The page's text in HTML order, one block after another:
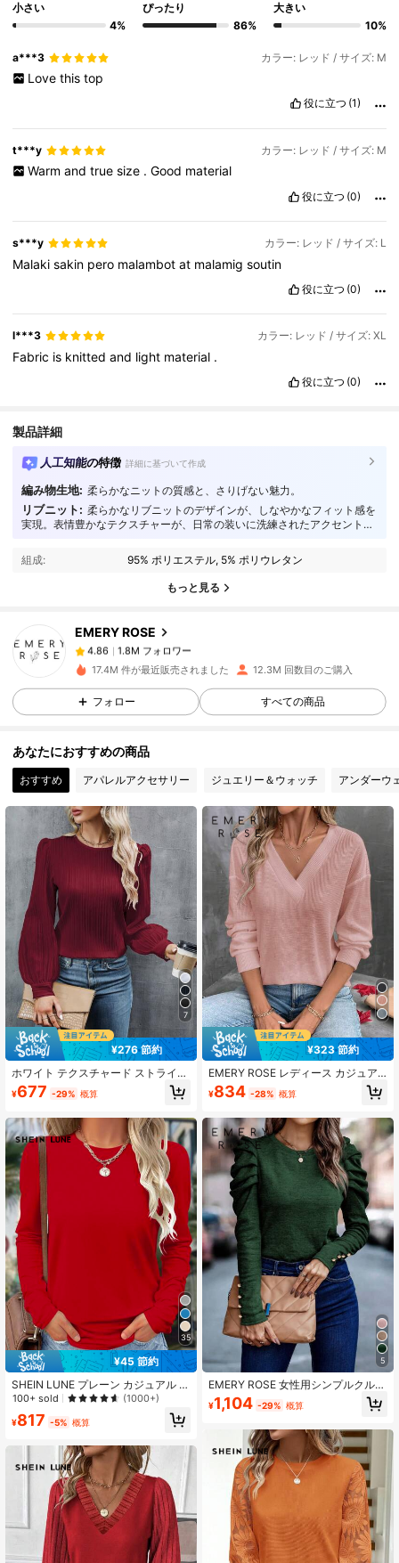
小さい
4%
ぴったり
86%
大きい
10%
a***3 カラー: レッド / サイズ: M
Love this top
役に立つ (1)
t***y カラー: レッド / サイズ: M
Warm and true size . Good material
役に立つ (0)
s***y カラー: レッド / サイズ: L
Malakisakin pero malambotat malamigsoutin
役に立つ (0)
l***3 カラー: レッド / サイズ: XL
Fabric is knittedand light material .
役に立つ (0)
製品詳細
人工知能の特徴 詳細に基づいて作成
編み物生地: 柔らかなニットの質感と、さりげない魅力。
リブニット: 柔らかなリブニットのデザインが、しなやかなフィット感を
実現。表情豊かなテクスチャーが、日常の装いに洗練されたアクセントを
組成:
95% ポリエステル, 5% ポリウレタン
もっと見る
EMERY ROSE
4.86 1.8M フォロワー
1.8M フォロワー
4.86
1.8M フォロワー
8***9
1日前 に購入しました
4.86 1.8M フォロワー
4.86 1.8M フォロワー
1.8M フォロワー
4.86 1.8M フォロワー
4.86 1.8M フォロワー
4.86 1.8M フォロワー
4.86 1.8M フォロワー
17.4M 件が最近販売されました 12.3M 回数目のご購入
フォロー すべての商品
あなたにおすすめの商品
おすすめ アパレルアクセサリー ジュエリー＆ウォッチ アンダーウ
7
¥276 節約
ホワイト テクスチャード ストライプ
クルーネック ビショップスリーブ ブ
ラウス、レディース 秋春
¥677 -29% 概算
35
¥45 節約
SHEIN LUNE プレーン カジュアル 快
適 多用途 レディース ロングスリー
100+ sold (1000+)
¥817 -5% 概算
¥323 節約
EMERY ROSE レディース カジュア
ル 無地 長袖 Tシャツ 秋
¥834 -28% 概算
5
EMERY ROSE 女性用シンプルクルー
ネック長袖Tシャツ、デイリーウェア
¥1,104 -29% 概算